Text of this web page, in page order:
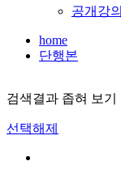
공개강의
home
단행본
검색결과 좁혀 보기
선택해제